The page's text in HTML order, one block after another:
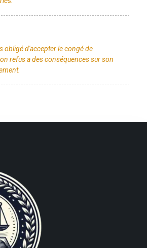
obligé d'accepter le congé de
refus a des conséquences sur son